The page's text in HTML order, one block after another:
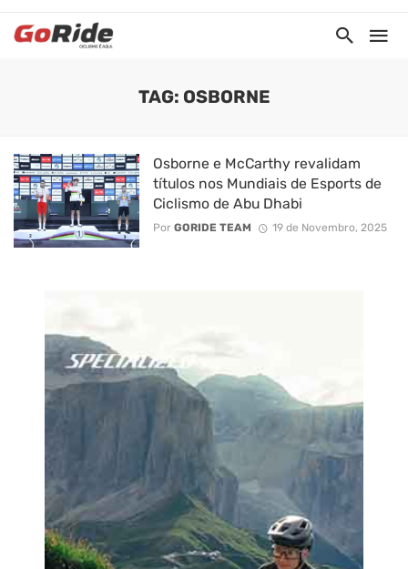
TAG: OSBORNE
Osborne e McCarthy revalidam
títulos nos Mundiais de Esports de
Ciclismo de Abu Dhabi
Por GORIDE TEAM 19 de Novembro, 2025